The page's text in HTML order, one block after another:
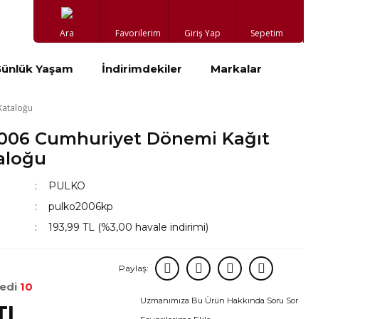
Ara Favorilerim Giriş Yap Sepetim
Yaşam İndirimdekiler Markalar
Cumhuriyet Dönemi Kağıt
PULKO
pulko2006kp
193,99 TL (%3,00 havale indirimi)
10
Paylaş:
Uzmanımıza Bu Ürün Hakkında Soru Sor